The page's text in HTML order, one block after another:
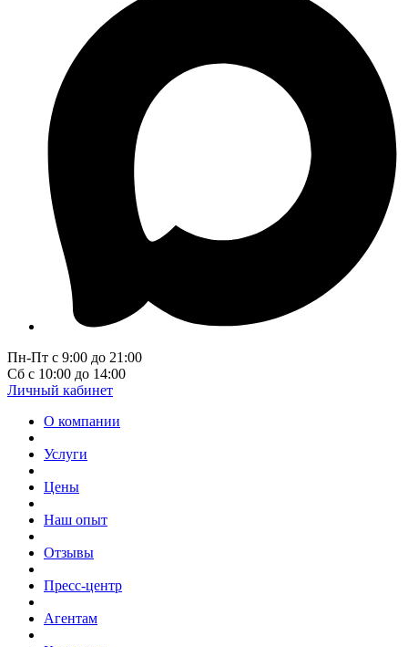
Пн-Пт с 9:00 до 21:00
Сб с 10:00 до 14:00
Личный кабинет
О компании
Услуги
Цены
Наш опыт
Отзывы
Пресс-центр
Агентам